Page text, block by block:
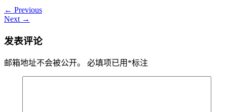
← Previous
Next →
发表评论
邮箱地址不会被公开。 必填项已用 *标注